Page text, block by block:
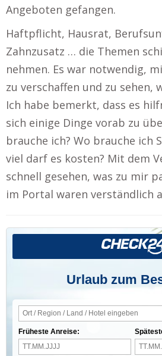
Angeboten gefangen.
Haftpflicht, Hausrat,
Zahnzusatz … die Themen
nehmen. Es war notwendig,
zu verschaffen und zu sehen,
Ich habe bemerkt, dass es
sich einige Dinge vorab zu
brauche ich? Wo brauche ich
viel darf es kosten? Mit dem
schnell gesehen, was zu mir
im Portal waren verständlich
Urlaub zum
Früheste Anreise: